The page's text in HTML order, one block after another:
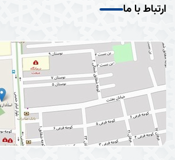
ارتباط با ما